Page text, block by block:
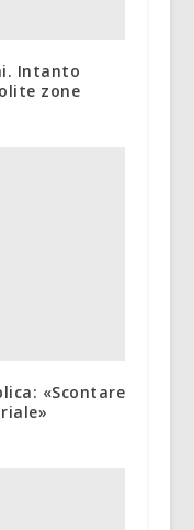
Intanto
zone
«Scontare